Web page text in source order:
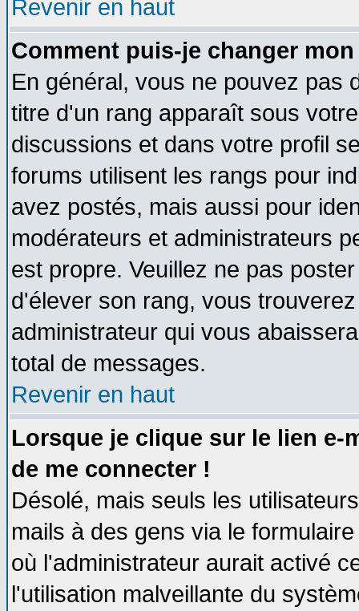
Revenir en haut
Comment puis-je changer
En général, vous ne pouvez pas
titre d'un rang apparaît sous
discussions et dans votre profil
forums utilisent les rangs pour
avez postés, mais aussi pour
modérateurs et administrateurs
est propre. Veuillez ne pas
d'élever son rang, vous
administrateur qui vous
total de messages.
Revenir en haut
Lorsque je clique sur le lien e-
de me connecter !
Désolé, mais seuls les
mails à des gens via le
où l'administrateur aurait activé
l'utilisation malveillante du